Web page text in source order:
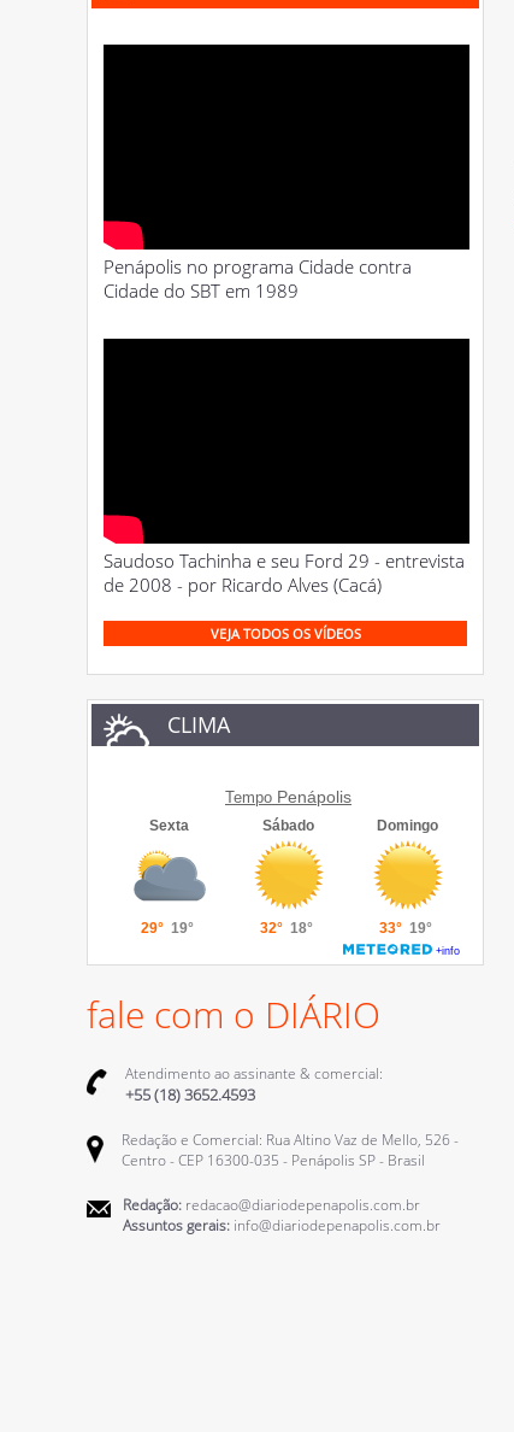
Penápolis no programa Cidade contra
Cidade do SBT em 1989
Saudoso Tachinha e seu Ford 29 - entrevista
de 2008 - por Ricardo Alves (Cacá)
VEJA TODOS OS VÍDEOS
CLIMA
Tempo Penápolis
fale com o DIÁRIO
Atendimento ao assinante & comercial:
+55 (18) 3652.4593
Redação e Comercial: Rua Altino Vaz de Mello, 526 -
Centro - CEP 16300-035 - Penápolis SP - Brasil
Redação: redacao@diariodepenapolis.com.br
Assuntos gerais: info@diariodepenapolis.com.br